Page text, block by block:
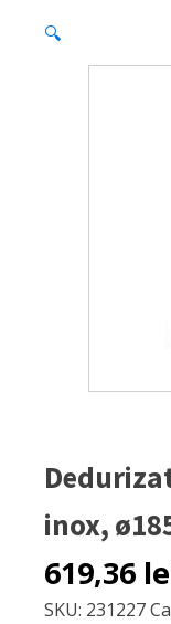
🔍
inox,
619,36
SKU: 231227